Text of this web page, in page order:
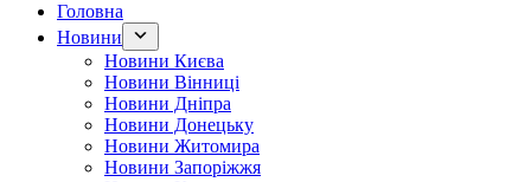
Головна
Новини
Новини Києва
Новини Вінниці
Новини Дніпра
Новини Донецьку
Новини Житомира
Новини Запоріжжя